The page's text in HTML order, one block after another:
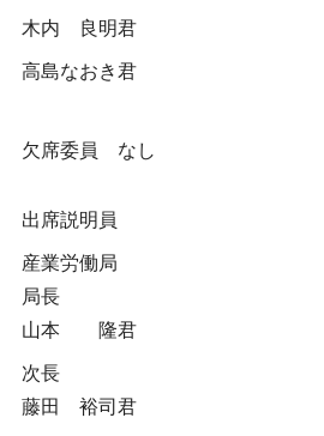
木内 良明君
高島なおき君
欠席委員 なし
出席説明員
産業労働局
局長
山本 隆君
次長
藤田 裕司君